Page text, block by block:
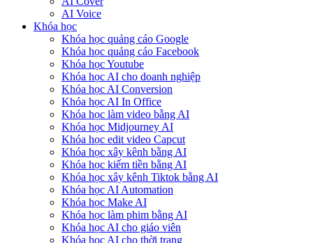
AI Voice
Khóa học
Khóa học quảng cáo Google
Khóa học quảng cáo Facebook
Khóa học Youtube
Khóa học AI cho doanh nghiệp
Khóa học AI Conversion
Khóa học AI In Office
Khóa học làm video bằng AI
Khóa học Midjourney AI
Khóa học edit video Capcut
Khóa học xây kênh bằng AI
Khóa học kiếm tiền bằng AI
Khóa học xây kênh Tiktok bằng AI
Khóa học AI Automation
Khóa học Make AI
Khóa học làm phim bằng AI
Khóa học AI cho giáo viên
Khóa học AI cho thời trang